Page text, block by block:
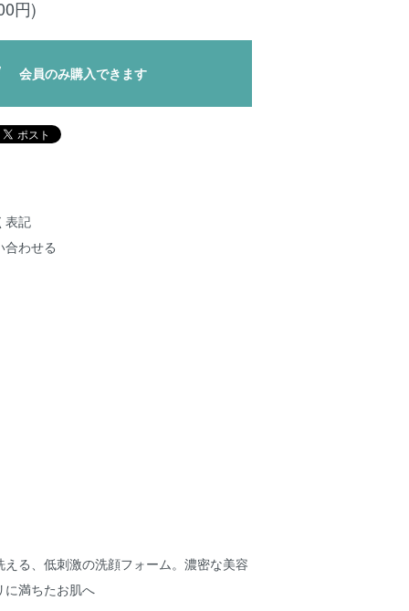
円)
会員のみ購入できます
表記
合わせる
る、低刺激の洗顔フォーム。濃密な美容
に満ちたお肌へ